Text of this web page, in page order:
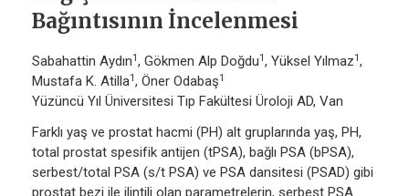
Bağıntısının İncelenmesi
Sabahattin Aydın1, Gökmen Alp Doğdu1, Yüksel Yılmaz1,
Mustafa K. Atilla1, Öner Odabaş1
Yüzüncü Yıl Üniversitesi Tıp Fakültesi Üroloji AD, Van
Farklı yaş ve prostat hacmi (PH) alt gruplarında yaş, PH,
total prostat spesifik antijen (tPSA), bağlı PSA (bPSA),
serbest/total PSA (s/t PSA) ve PSA dansitesi (PSAD) gibi
prostat bezi ile ilintili olan parametrelerin, serbest PSA